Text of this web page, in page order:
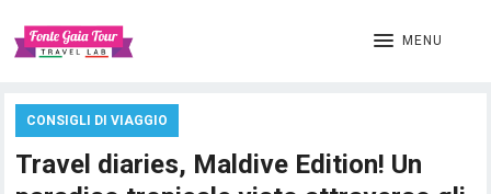
MENU
CONSIGLI DI VIAGGIO
Travel diaries, Maldive Edition! Un